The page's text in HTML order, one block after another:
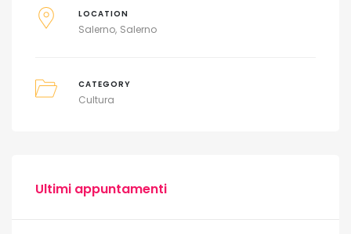
LOCATION
Salerno Salerno
CATEGORY
Cultura
Ultimi appuntamenti